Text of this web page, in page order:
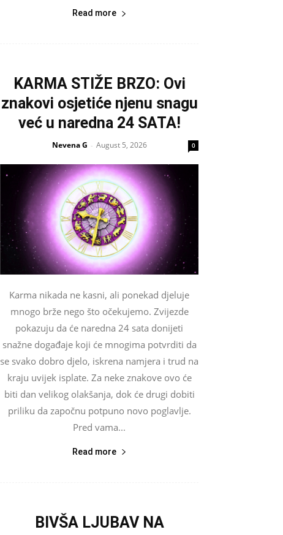
Read more
KARMA STIŽE BRZO: Ovi
znakovi osjetiće njenu snagu
već u naredna 24 SATA!
Nevena G - August 5, 2026 0
Karma nikada ne kasni, ali ponekad djeluje
mnogo brže nego što očekujemo. Zvijezde
pokazuju da će naredna 24 sata donijeti
snažne događaje koji će mnogima potvrditi da
se svako dobro djelo, iskrena namjera i trud na
kraju uvijek isplate. Za neke znakove ovo će
biti dan velikog olakšanja, dok će drugi dobiti
priliku da započnu potpuno novo poglavlje.
Pred vama...
Read more
BIVŠA LJUBAV NA